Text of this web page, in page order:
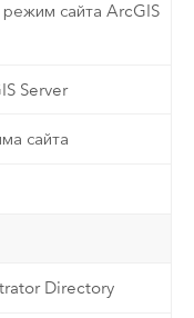
сайта ArcGIS
Server
сайта
Directory